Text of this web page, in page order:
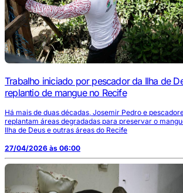
Trabalho iniciado por pescador da Ilha de
replantio de mangue no Recife
Há mais de duas décadas, Josemir Pedro e
replantam áreas degradadas para preservar o
Ilha de Deus e outras áreas do Recife
27/04/2026 às 06:00